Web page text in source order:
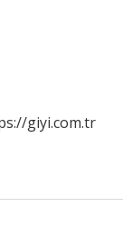
giyi.com.tr